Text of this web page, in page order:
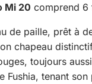
Mi 20 comprend 6
de paille, prêt à
chapeau
toujours
Fushia, tenant son